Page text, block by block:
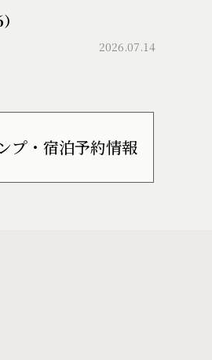
2026.07.14
プ・宿泊予約情報